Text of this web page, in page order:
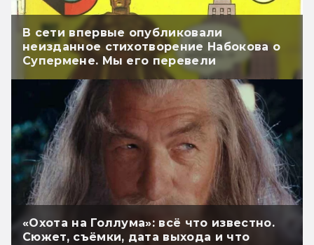
В сети впервые опубликовали
неизданное стихотворение Набокова о
Супермене. Мы его перевели
«Охота на Голлума»: всё что известно.
Сюжет, съёмки, дата выхода и что